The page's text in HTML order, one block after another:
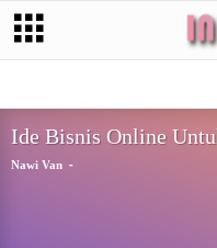
Ide Bisnis Online
Nawi Van -